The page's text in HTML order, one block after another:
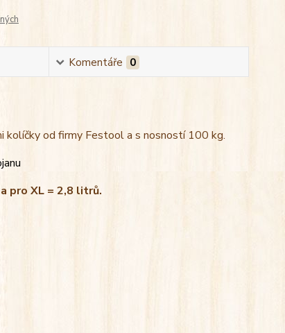
Komentáře 0
kolíčky od firmy Festool a s nosností 100 kg.
pro XL = 2,8 litrů.